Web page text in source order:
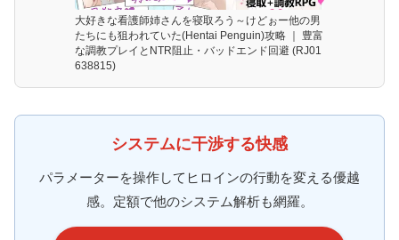
大好きな看護師姉さんを寝取ろう～けどぉー他の男
たちにも狙われていた(Hentai Penguin)攻略 ｜ 豊富
な調教プレイとNTR阻止・バッドエンド回避 (RJ01
638815)
システムに干渉する快感
パラメーターを操作してヒロインの行動を変える優越
感。定額で他のシステム解析も網羅。